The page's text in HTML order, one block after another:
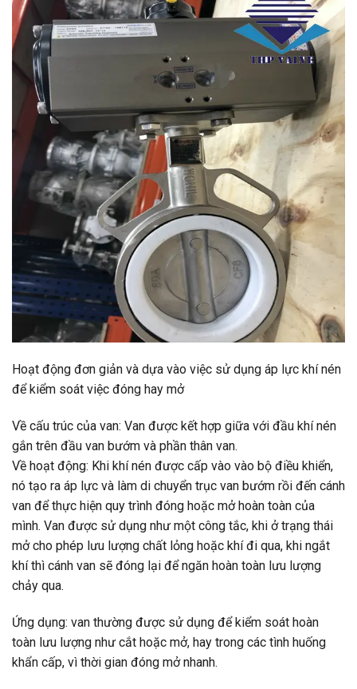
Hoạt động đơn giản và dựa vào việc sử dụng áp lực khí nén
để kiểm soát việc đóng hay mở
Về cấu trúc của van: Van được kết hợp giữa với đầu khí nén
gắn trên đầu van bướm và phần thân van.
Về hoạt động: Khi khí nén được cấp vào vào bộ điều khiển,
nó tạo ra áp lực và làm di chuyển trục van bướm rồi đến cánh
van để thực hiện quy trình đóng hoặc mở hoàn toàn của
mình. Van được sử dụng như một công tắc, khi ở trạng thái
mở cho phép lưu lượng chất lỏng hoặc khí đi qua, khi ngắt
khí thì cánh van sẽ đóng lại để ngăn hoàn toàn lưu lượng
chảy qua.
Ứng dụng: van thường được sử dụng để kiểm soát hoàn
toàn lưu lượng như cắt hoặc mở, hay trong các tình huống
khẩn cấp, vì thời gian đóng mở nhanh.